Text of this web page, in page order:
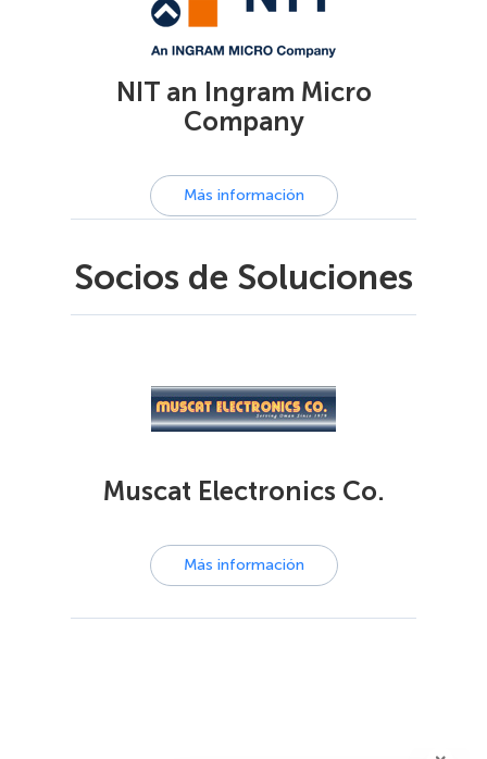
NIT an Ingram Micro
Company
Más información
Socios de Soluciones
Muscat Electronics Co.
Más información